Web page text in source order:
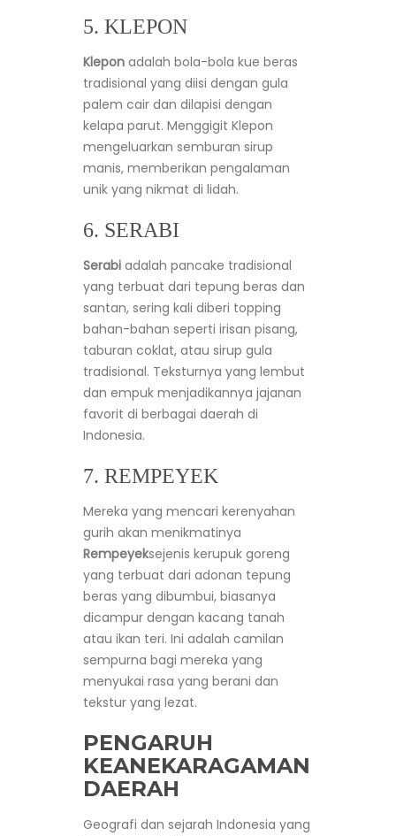
5. KLEPON
Klepon adalah bola-bola kue beras
tradisional yang diisi dengan gula
palem cair dan dilapisi dengan
kelapa parut. Menggigit Klepon
mengeluarkan semburan sirup
manis, memberikan pengalaman
unik yang nikmat di lidah.
6. SERABI
Serabi adalah pancake tradisional
yang terbuat dari tepung beras dan
santan, sering kali diberi topping
bahan-bahan seperti irisan pisang,
taburan coklat, atau sirup gula
tradisional. Teksturnya yang lembut
dan empuk menjadikannya jajanan
favorit di berbagai daerah di
Indonesia.
7. REMPEYEK
Mereka yang mencari kerenyahan
gurih akan menikmatinya
Rempeyeksejenis kerupuk goreng
yang terbuat dari adonan tepung
beras yang dibumbui, biasanya
dicampur dengan kacang tanah
atau ikan teri. Ini adalah camilan
sempurna bagi mereka yang
menyukai rasa yang berani dan
tekstur yang lezat.
PENGARUH
KEANEKARAGAMAN
DAERAH
Geografi dan sejarah Indonesia yang